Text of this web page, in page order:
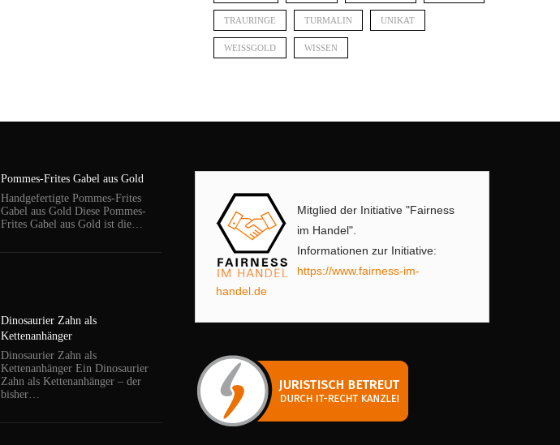
TRAURINGE TURMALIN UNIKAT
WEISSGOLD WISSEN
Pommes-Frites Gabel aus Gold
Handgefertigte Pommes-Frites
Gabel aus Gold Diese Pommes-
Frites Gabel aus Gold ist die…
Dinosaurier Zahn als
Kettenanhänger
Dinosaurier Zahn als
Kettenanhänger Ein Dinosaurier
Zahn als Kettenanhänger – der
bisher…
Mitglied der Initiative "Fairness
im Handel".
Informationen zur Initiative:
https://www.fairness-im-
handel.de